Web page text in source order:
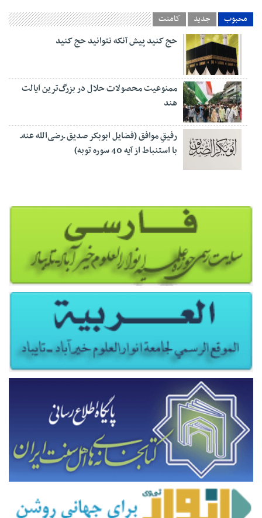
محبوب جدید کامنت
حج کنيد پيش آنکه نتوانيد حج کنيد
ممنوعیت محصولات حلال در بزرگ‌ترین ایالت
هند
رفیقِ موافق (فضایل ابوبکر صدیق ـ‌رضی‌الله عنه‌ـ
با استنباط از آیه 40 سوره توبه)